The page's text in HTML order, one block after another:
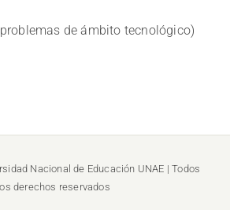
de ámbito tecnológico)
Nacional de Educación UNAE | Todos
derechos reservados